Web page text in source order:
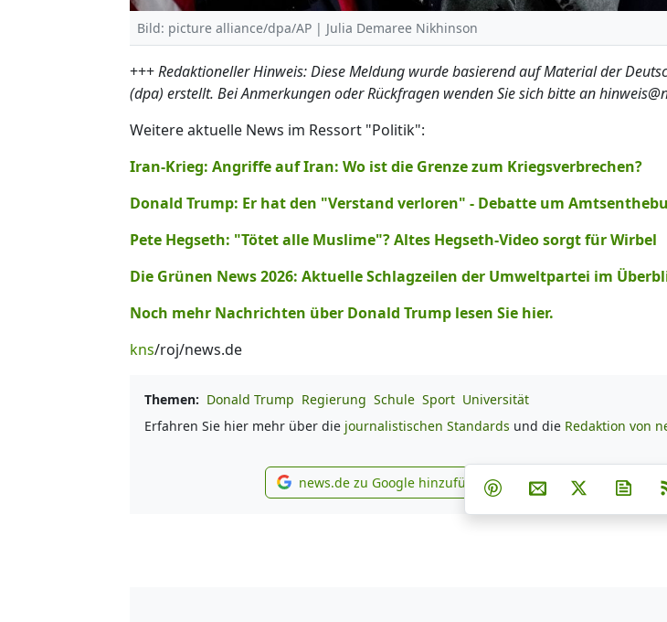
Bild: picture alliance/dpa/AP | Julia Demaree Nikhinson
+++Redaktioneller Hinweis: Diese Meldung wurde basierend auf Material der
(dpa) erstellt. Bei Anmerkungen oder Rückfragen wenden Sie sich bitte an
Weitere aktuelle News im Ressort "Politik":
Iran-Krieg: Angriffe auf Iran: Wo ist die Grenze zum Kriegsverbrechen?
Donald Trump: Er hat den "Verstand verloren" - Debatte um
Pete Hegseth: "Tötet alle Muslime"? Altes Hegseth-Video sorgt für Wirbel
Die Grünen News 2026: Aktuelle Schlagzeilen der Umweltpartei im
Noch mehr Nachrichten über Donald Trump lesen Sie hier.
kns/roj/news.de
Themen: Donald Trump Regierung Schule Sport Universität
Erfahren Sie hier mehr über die journalistischen Standards und die Redaktion von
news.de zu Google hinzufügen
news.de zu Google hinzufügen Teilen auf Facebook
Teilen aufTeilen
Teilen auf Pinterest
Per E-Mail teilen
Post auf X